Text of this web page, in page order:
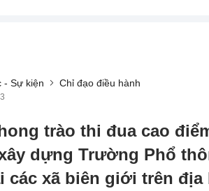
- Sự kiện Chỉ đạo điều hành
trào thi đua cao
dựng Trường Phổ
các xã biên giới trên